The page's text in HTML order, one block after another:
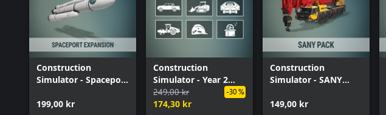
Construction
Simulator - Spaceport
199,00 kr
Construction
Simulator - Year 2
Season Pass
249,00 kr
174,30 kr
-30 %
Construction
Simulator - SANY
149,00 kr